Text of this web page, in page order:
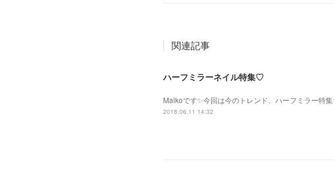
関連記事
ハーフミラーネイル特集♡
Maikoです✨今回は今のトレンド、ハーフミラー特
2018.06.11 14:32